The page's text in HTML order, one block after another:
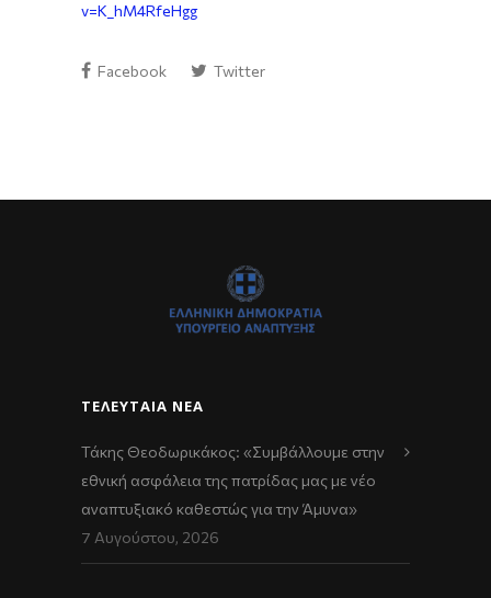
v=K_hM4RfeHgg
Facebook Twitter
ΤΕΛΕΥΤΑΊΑ ΝΈΑ
Τάκης Θεοδωρικάκος: «Συμβάλλουμε στην
εθνική ασφάλεια της πατρίδας μας με νέο
αναπτυξιακό καθεστώς για την Άμυνα»
7 Αυγούστου, 2026